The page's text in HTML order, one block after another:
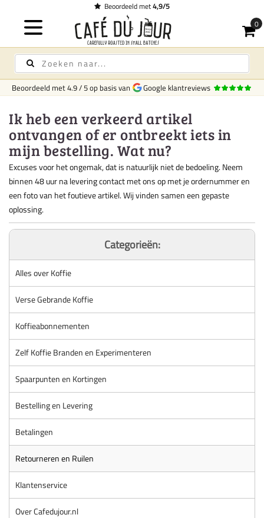
Beoordeeld met4,9/5
Beoordeeld met4.9/5op basis van Google klantreviews
Ik heb een verkeerd artikel
ontvangen of er ontbreekt iets in
mijn bestelling. Wat nu?
Excuses voor het ongemak, dat is natuurlijk niet de bedoeling. Neem
binnen 48 uur na levering contact met ons op met je ordernummer en
een foto van het foutieve artikel. Wij vinden samen een gepaste
oplossing.
Categorieën:
Alles over Koffie
Verse Gebrande Koffie
Koffieabonnementen
Zelf Koffie Branden en Experimenteren
Spaarpunten en Kortingen
Bestelling en Levering
Betalingen
Retourneren en Ruilen
Klantenservice
Over Cafedujour.nl